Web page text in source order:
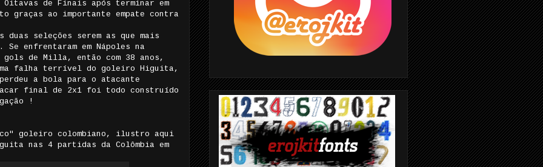
Oitavas de Finais após terminar em
graças ao importante empate contra
duas seleções serem as que mais
Se enfrentaram em Nápoles na
de Milla, então com 38 anos,
falha terrível do goleiro Higuita,
a bola para o atacante
final de 2x1 foi todo construído
!
goleiro colombiano, ilustro aqui
nas 4 partidas da Colômbia em